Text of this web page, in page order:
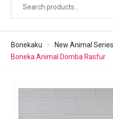
Bonekaku New Animal Series
Boneka Animal Domba Rasfur